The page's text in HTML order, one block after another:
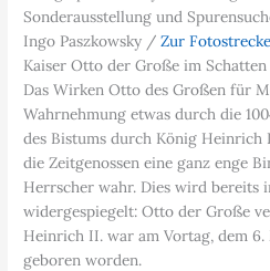
Sonderausstellung und
Ingo Paszkowsky /Zur
Kaiser Otto der Große im
Das Wirken Otto des Großen für
Wahrnehmung etwas durch die
des Bistums durch König Heinrich
die Zeitgenossen eine ganz enge
Herrscher wahr. Dies wird bereits
widergespiegelt: Otto der Große
Heinrich II. war am Vortag, dem 6.
geboren worden.